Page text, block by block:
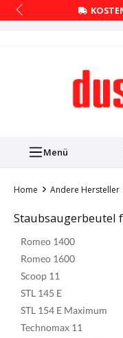
Menü
Home Andere Hersteller
Staubsaugerbeutel
Romeo 1400
Romeo 1600
Scoop 11
STL 145 E
STL 154 E Maximum
Technomax 11